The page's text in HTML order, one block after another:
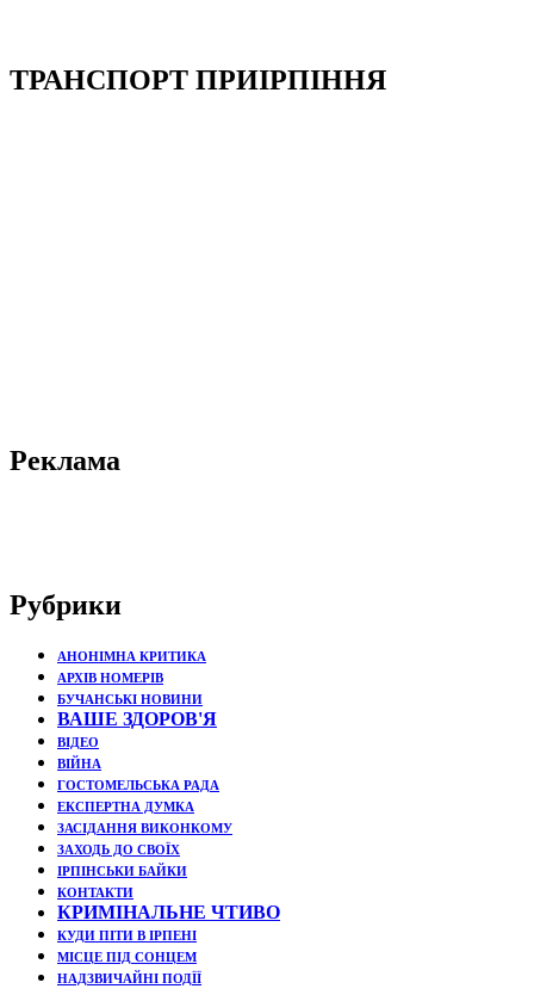
ТРАНСПОРТ ПРИІРПІННЯ
Реклама
Рубрики
АНОНІМНА КРИТИКА
АРХІВ НОМЕРІВ
БУЧАНСЬКІ НОВИНИ
ВАШЕ ЗДОРОВ'Я
ВІДЕО
ВІЙНА
ГОСТОМЕЛЬСЬКА РАДА
ЕКСПЕРТНА ДУМКА
ЗАСІДАННЯ ВИКОНКОМУ
ЗАХОДЬ ДО СВОЇХ
ІРПІНСЬКИ БАЙКИ
КОНТАКТИ
КРИМІНАЛЬНЕ ЧТИВО
КУДИ ПІТИ В ІРПЕНІ
МІСЦЕ ПІД СОНЦЕМ
НАДЗВИЧАЙНІ ПОДЇЇ